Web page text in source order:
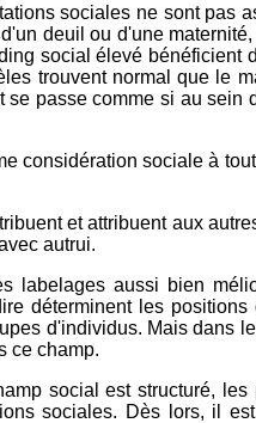
sociales ne sont pas
deuil ou d'une
social élevé bénéficient
trouvent normal que le
passe comme si au
considération sociale à
et attribuent aux
autrui.
labelages aussi bien
déterminent les
d'individus. Mais dans
ce champ.
social est structuré,
sociales. Dès lors, il